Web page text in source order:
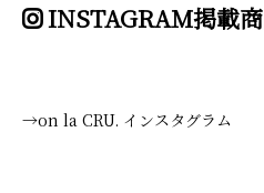
INSTAGRAM掲載
→on la CRU. インスタグラム